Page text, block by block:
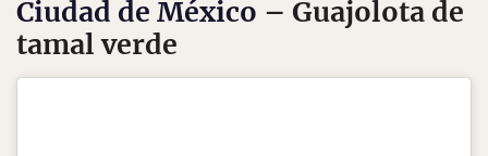
Ciudad de México – Guajolota de
tamal verde